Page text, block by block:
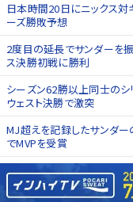
日本時間20日にニックス対
ーズ勝敗予想
2度目の延長でサンダーを
ス決勝初戦に勝利
シーズン62勝以上同士の
ウェスト決勝で激突
MJ超えを記録したサンダー
でMVPを受賞